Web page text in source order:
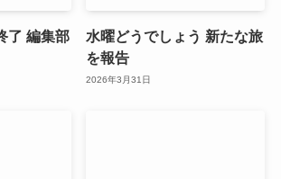
了 編集部
水曜どうでしょう 新たな旅
を報告
2026年3月31日